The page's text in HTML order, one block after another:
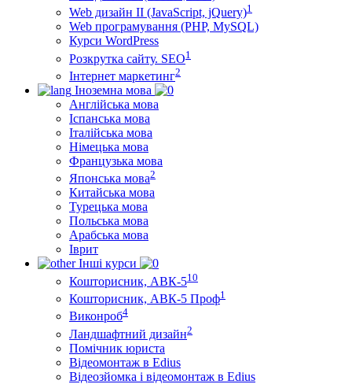
Web дизайн II (JavaScript, jQuery)1
Web програмування (PHP, MySQL)
Курси WordPress
Розкрутка сайту. SEO1
Інтернет маркетинг2
Іноземна мова
Англійська мова
Іспанська мова
Італійська мова
Німецька мова
Французька мова
Японська мова2
Китайська мова
Турецька мова
Польська мова
Арабська мова
Іврит
Інші курси
Кошторисник, АВК-510
Кошторисник, АВК-5 Проф1
Виконроб4
Ландшафтний дизайн2
Помічник юриста
Відеомонтаж в Edius
Відеозйомка і відеомонтаж в Edius